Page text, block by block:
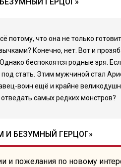
что она не только
Конечно, нет. Вот и
беспокоятся родные зря.
стать. Этим мужчиной стал
воин ещё и крайне
самых редких монстров?
И БЕЗУМНЫЙ ГЕРЦОГ»
и пожелания по новому